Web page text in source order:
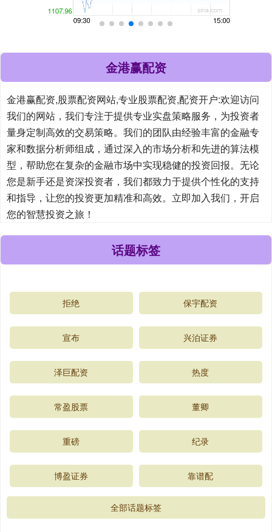
金港赢配资
金港赢配资,股票配资网站,专业股票配资,配资开户:欢迎访问
我们的网站，我们专注于提供专业实盘策略服务，为投资者
量身定制高效的交易策略。我们的团队由经验丰富的金融专
家和数据分析师组成，通过深入的市场分析和先进的算法模
型，帮助您在复杂的金融市场中实现稳健的投资回报。无论
您是新手还是资深投资者，我们都致力于提供个性化的支持
和指导，让您的投资更加精准和高效。立即加入我们，开启
您的智慧投资之旅！
话题标签
拒绝 保宇配资
宣布 兴泊证券
泽巨配资 热度
常盈股票 董卿
重磅 纪录
博盈证券 靠谱配
全部话题标签